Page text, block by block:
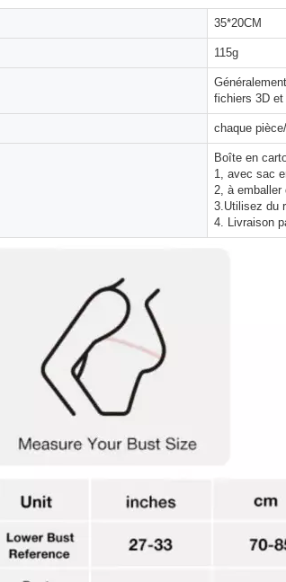
35*20CM
115g
fichiers 3D
chaque
Boîte en
1, avec sac
2, à
3.Utilisez du
4. Livraison